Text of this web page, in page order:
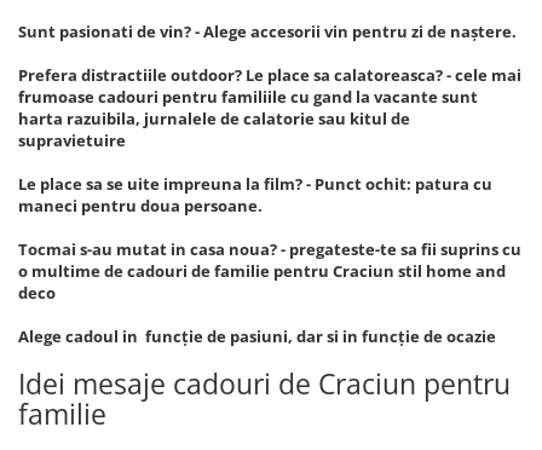
Sunt pasionati de vin? - Alege accesorii vin pentru zi de naștere.
Prefera distractiile outdoor? Le place sa calatoreasca? - cele mai
frumoase cadouri pentru familiile cu gand la vacante sunt
harta razuibila, jurnalele de calatorie sau kitul de
supravietuire
Le place sa se uite impreuna la film? - Punct ochit: patura cu
maneci pentru doua persoane.
Tocmai s-au mutat in casa noua? - pregateste-te sa fii suprins cu
o multime de cadouri de familie pentru Craciun stil home and
deco
Alege cadoul in funcție de pasiuni, dar si in funcție de ocazie
Idei mesaje cadouri de Craciun pentru
familie